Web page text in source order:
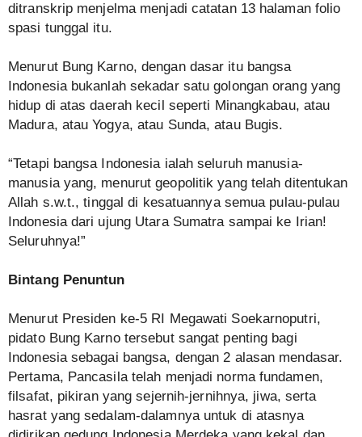
ditranskrip menjelma menjadi catatan 13 halaman folio
spasi tunggal itu.
Menurut Bung Karno, dengan dasar itu bangsa
Indonesia bukanlah sekadar satu golongan orang yang
hidup di atas daerah kecil seperti Minangkabau, atau
Madura, atau Yogya, atau Sunda, atau Bugis.
“Tetapi bangsa Indonesia ialah seluruh manusia-
manusia yang, menurut geopolitik yang telah ditentukan
Allah s.w.t., tinggal di kesatuannya semua pulau-pulau
Indonesia dari ujung Utara Sumatra sampai ke Irian!
Seluruhnya!”
Bintang Penuntun
Menurut Presiden ke-5 RI Megawati Soekarnoputri,
pidato Bung Karno tersebut sangat penting bagi
Indonesia sebagai bangsa, dengan 2 alasan mendasar.
Pertama, Pancasila telah menjadi norma fundamen,
filsafat, pikiran yang sejernih-jernihnya, jiwa, serta
hasrat yang sedalam-dalamnya untuk di atasnya